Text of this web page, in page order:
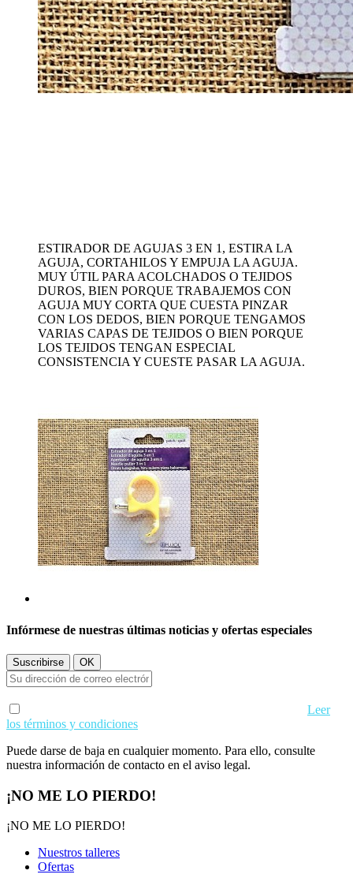
ESTIRADOR DE AGUJAS 3 EN 1, ESTIRA LA
AGUJA, CORTAHILOS Y EMPUJA LA AGUJA.
MUY ÚTIL PARA ACOLCHADOS O TEJIDOS
DUROS, BIEN PORQUE TRABAJEMOS CON
AGUJA MUY CORTA QUE CUESTA PINZAR
CON LOS DEDOS, BIEN PORQUE TENGAMOS
VARIAS CAPAS DE TEJIDOS O BIEN PORQUE
LOS TEJIDOS TENGAN ESPECIAL
CONSISTENCIA Y CUESTE PASAR LA AGUJA.
Infórmese de nuestras últimas noticias y ofertas especiales
Leer
los términos y condiciones
Puede darse de baja en cualquier momento. Para ello, consulte
nuestra información de contacto en el aviso legal.
¡NO ME LO PIERDO!
¡NO ME LO PIERDO!
Nuestros talleres
Ofertas